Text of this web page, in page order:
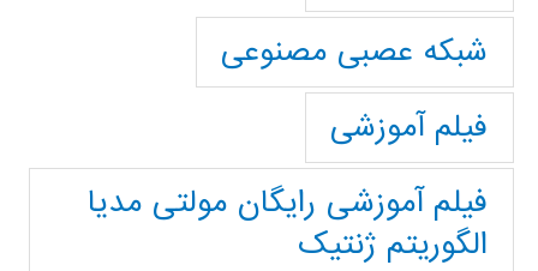
شبکه عصبی مصنوعی
فیلم آموزشی
فیلم آموزشی رایگان مولتی مدیا
الگوریتم ژنتیک